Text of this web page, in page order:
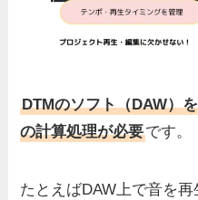
DTMのソフト（DAW）
の計算処理が必要です。
たとえばDAW上で音を